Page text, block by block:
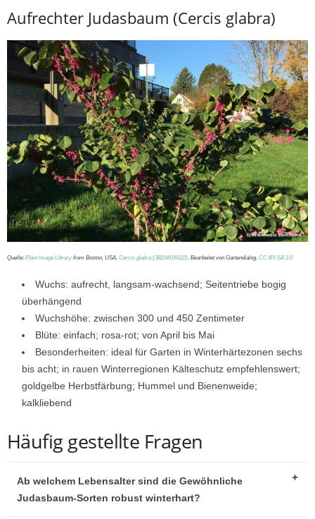
Aufrechter Judasbaum (Cercis glabra)
Quelle: Plant Image Library from Boston, USA, Cercis glabra (38214199122) , Bearbeitet von Gartendialog, CC BY-SA 2.0
Wuchs: aufrecht, langsam-wachsend; Seitentriebe bogig
überhängend
Wuchshöhe: zwischen 300 und 450 Zentimeter
Blüte: einfach; rosa-rot; von April bis Mai
Besonderheiten: ideal für Garten in Winterhärtezonen sechs
bis acht; in rauen Winterregionen Kälteschutz empfehlenswert;
goldgelbe Herbstfärbung; Hummel und Bienenweide;
kalkliebend
Häufig gestellte Fragen
Ab welchem Lebensalter sind die Gewöhnliche
Judasbaum-Sorten robust winterhart?